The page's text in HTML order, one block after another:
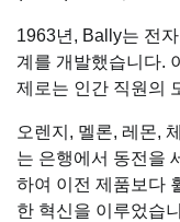
1963년, Bally는 전
계를 개발했습니다.
제로는 인간 직원의
오렌지, 멜론, 레몬,
는 은행에서 동전을
하여 이전 제품보다
한 혁신을 이루었습